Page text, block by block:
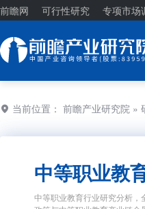
前瞻网 可行性研究 专项市场
当前位置： 前瞻产业研究院 »
中等职业教
中等职业教育行业研究分析